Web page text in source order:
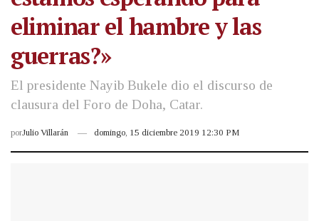
eliminar el hambre y las
guerras?»
El presidente Nayib Bukele dio el discurso de
clausura del Foro de Doha, Catar.
porJulio Villarán domingo, 15 diciembre 2019 12:30 PM